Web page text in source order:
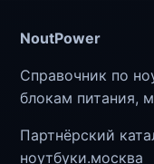
NoutPower
Справочник по
блокам питания,
Партнёрский
ноутбуки.москва